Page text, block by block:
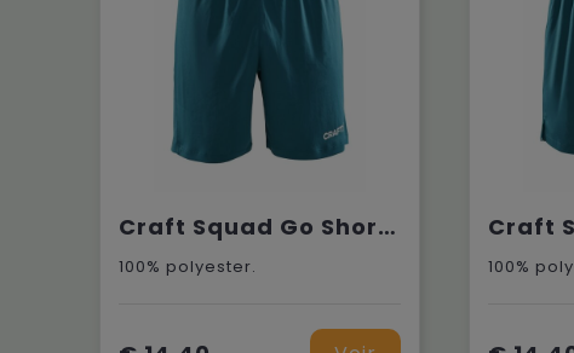
Craft Squad Go Short Solid M
100% polyester. 100%